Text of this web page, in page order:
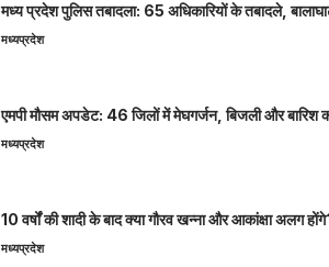
मध्य प्रदेश पुलिस तबादला: 65 अधिकारियों के तबादले,
मध्यप्रदेश
एमपी मौसम अपडेट: 46 जिलों में मेघगर्जन, बिजली और बारिश
मध्यप्रदेश
10 वर्षों की शादी के बाद क्या गौरव खन्ना और आकांक्षा अलग
मध्यप्रदेश